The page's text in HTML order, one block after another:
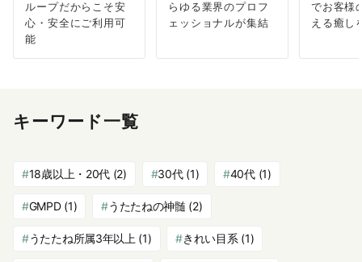
ループだからこそ安
心・安全にご利用可
能
らゆる業界のプロフ
ェッショナルが集結
でお客様
える癒し
キーワード一覧
18歳以上・20代 (2) 30代(1) 40代(1)
GMPD(1) うたたねの神髄 (2)
うたたね所属3年以上 (1) きれい目系 (1)